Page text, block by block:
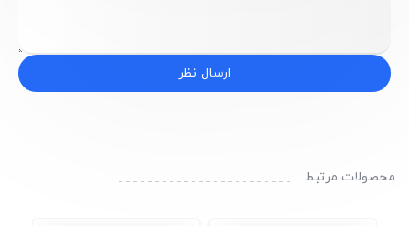
ارسال نظر
محصولات مرتبط